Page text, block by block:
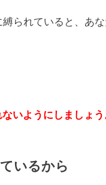
縛られていると、あ
いようにしましょう
いるから